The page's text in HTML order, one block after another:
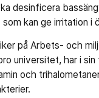
desinficera
kan ge irritation i
på Arbets- och
universitet, har i
och